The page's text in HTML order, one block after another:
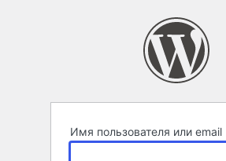
Имя пользователя или email